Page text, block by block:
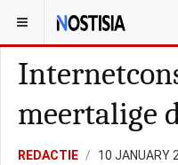
YOU ARE HERE: NEDERLAND
meertalige
REDACTIE 10 JANUARY